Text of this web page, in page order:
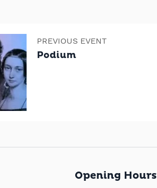
PREVIOUS EVENT
Podium
Opening Hours